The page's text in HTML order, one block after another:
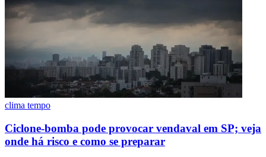
clima tempo
Ciclone-bomba pode provocar vendaval em SP; veja
onde há risco e como se preparar